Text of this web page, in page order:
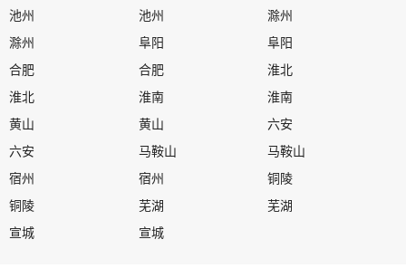
池州
池州
滁州
滁州
阜阳
阜阳
合肥
合肥
淮北
淮北
淮南
淮南
黄山
黄山
六安
六安
马鞍山
马鞍山
宿州
宿州
铜陵
铜陵
芜湖
芜湖
宣城
宣城